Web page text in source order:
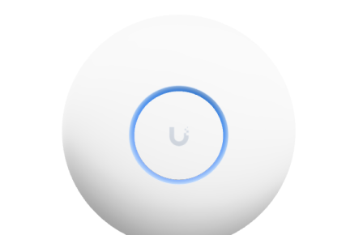
Πληρωμές